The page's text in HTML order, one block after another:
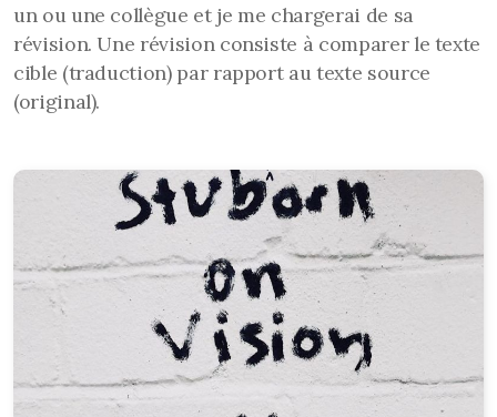
un ou une collègue et je me chargerai de sa
révision. Une révision consiste à comparer le texte
cible (traduction) par rapport au texte source
(original).